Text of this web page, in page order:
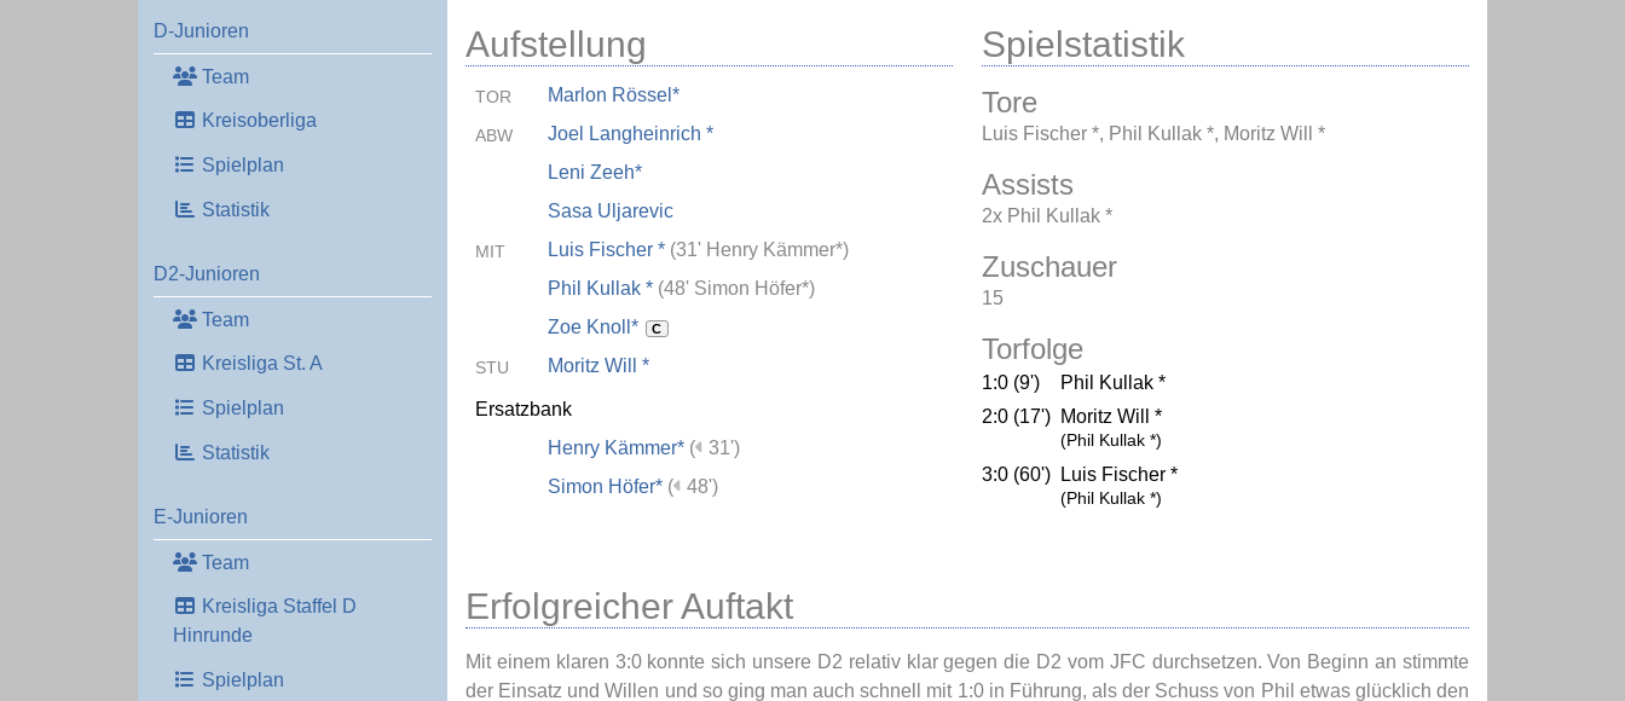
D-Junioren
Team
Kreisoberliga
Spielplan
Statistik
D2-Junioren
Team
Kreisliga St. A
Spielplan
Statistik
E-Junioren
Team
Kreisliga Staffel D
Hinrunde
Spielplan
Aufstellung
TOR Marlon Rössel*
ABW
Joel Langheinrich *
Leni Zeeh*
Sasa Uljarevic
MIT Luis Fischer * (31' Henry Kämmer*)
Phil Kullak * (48' Simon Höfer*)
Zoe Knoll*
C
STU Moritz Will *
Ersatzbank
Henry Kämmer* (
31')
Simon Höfer* ( 48')
Spielstatistik
Tore
Luis Fischer *, Phil Kullak *, Moritz Will *
Assists
2x Phil Kullak *
Zuschauer
15
Torfolge
1:0 (9')
Phil Kullak *
2:0 (17') Moritz Will *
(Phil Kullak *)
3:0 (60') Luis Fischer *
(Phil Kullak *)
Erfolgreicher Auftakt
Mit einem klaren 3:0 konnte sich unsere D2 relativ klar gegen die D2 vom JFC durchsetzen. Von Beginn an stimmte
der Einsatz und Willen und so ging man auch schnell mit 1:0 in Führung, als der Schuss von Phil etwas glücklich den